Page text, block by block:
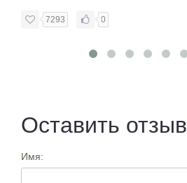
7293 0
Оставить отзыв
Имя: